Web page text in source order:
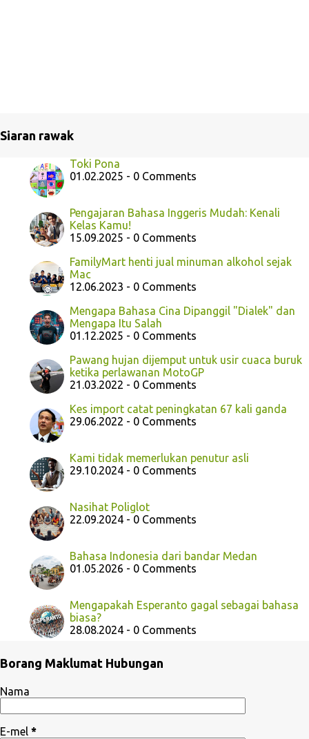
Siaran rawak
Toki Pona
01.02.2025 - 0 Comments
Pengajaran Bahasa Inggeris Mudah: Kenali
Kelas Kamu!
15.09.2025 - 0 Comments
FamilyMart henti jual minuman alkohol sejak
Mac
12.06.2023 - 0 Comments
Mengapa Bahasa Cina Dipanggil "Dialek" dan
Mengapa Itu Salah
01.12.2025 - 0 Comments
Pawang hujan dijemput untuk usir cuaca buruk
ketika perlawanan MotoGP
21.03.2022 - 0 Comments
Kes import catat peningkatan 67 kali ganda
29.06.2022 - 0 Comments
Kami tidak memerlukan penutur asli
29.10.2024 - 0 Comments
Nasihat Poliglot
22.09.2024 - 0 Comments
Bahasa Indonesia dari bandar Medan
01.05.2026 - 0 Comments
Mengapakah Esperanto gagal sebagai bahasa
biasa?
28.08.2024 - 0 Comments
Borang Maklumat Hubungan
Nama
E-mel *